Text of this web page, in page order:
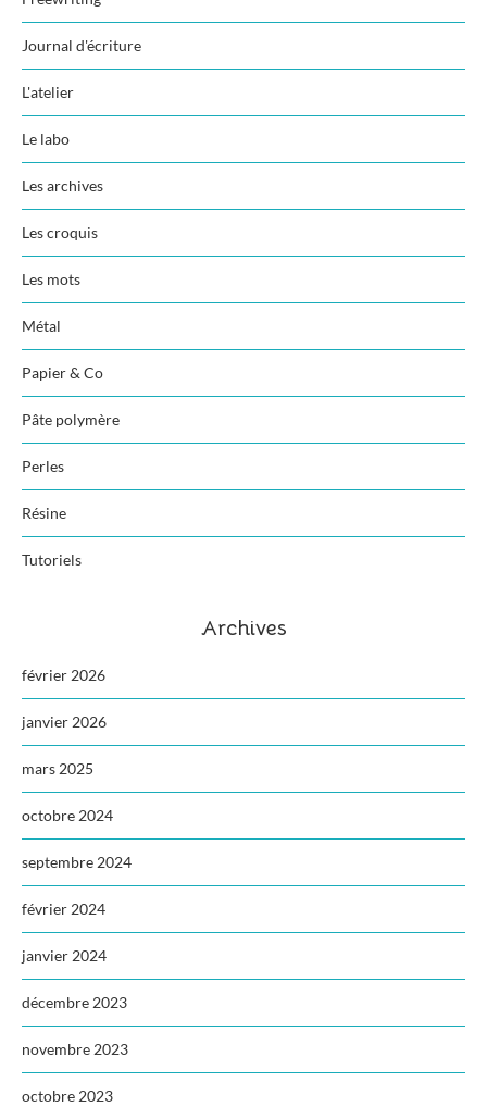
Journal d'écriture
L'atelier
Le labo
Les archives
Les croquis
Les mots
Métal
Papier & Co
Pâte polymère
Perles
Résine
Tutoriels
Archives
février 2026
janvier 2026
mars 2025
octobre 2024
septembre 2024
février 2024
janvier 2024
décembre 2023
novembre 2023
octobre 2023